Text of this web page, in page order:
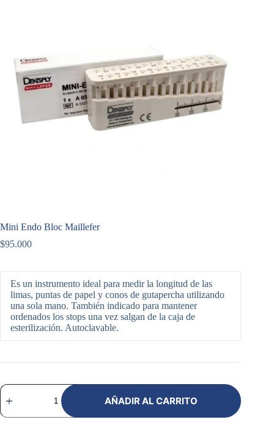
Mini Endo Bloc Maillefer
$95.000
Es un instrumento ideal para medir la longitud de las
limas, puntas de papel y conos de gutapercha utilizando
una sola mano. También indicado para mantener
ordenados los stops una vez salgan de la caja de
esterilización. Autoclavable.
Mini
Endo
Bloc
Maillefer
AÑADIR AL CARRITO